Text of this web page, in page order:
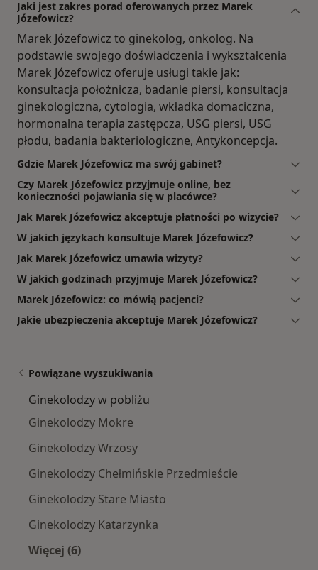
Jaki jest zakres porad oferowanych przez Marek
Józefowicz?
Marek Józefowicz to ginekolog, onkolog. Na
podstawie swojego doświadczenia i wykształcenia
Marek Józefowicz oferuje usługi takie jak:
konsultacja położnicza, badanie piersi, konsultacja
ginekologiczna, cytologia, wkładka domaciczna,
hormonalna terapia zastępcza, USG piersi, USG
płodu, badania bakteriologiczne, Antykoncepcja.
Gdzie Marek Józefowicz ma swój gabinet?
Czy Marek Józefowicz przyjmuje online, bez
konieczności pojawiania się w placówce?
Jak Marek Józefowicz akceptuje płatności po wizycie?
W jakich językach konsultuje Marek Józefowicz?
Jak Marek Józefowicz umawia wizyty?
W jakich godzinach przyjmuje Marek Józefowicz?
Marek Józefowicz: co mówią pacjenci?
Jakie ubezpieczenia akceptuje Marek Józefowicz?
Powiązane wyszukiwania
Ginekolodzy w pobliżu
Ginekolodzy Mokre
Ginekolodzy Wrzosy
Ginekolodzy Chełmińskie Przedmieście
Ginekolodzy Stare Miasto
Ginekolodzy Katarzynka
Więcej (6)